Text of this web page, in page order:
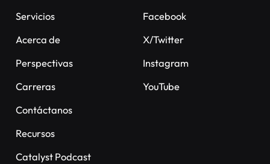
Servicios
Acerca de
Perspectivas
Carreras
Contáctanos
Recursos
Catalyst Podcast
Facebook
X/Twitter
Instagram
YouTube